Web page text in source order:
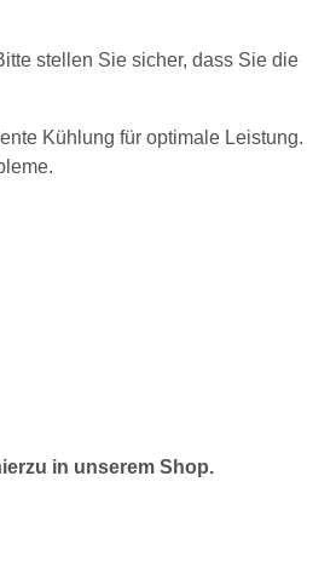
stellen Sie sicher, dass Sie die
Kühlung für optimale Leistung.
in unserem Shop.